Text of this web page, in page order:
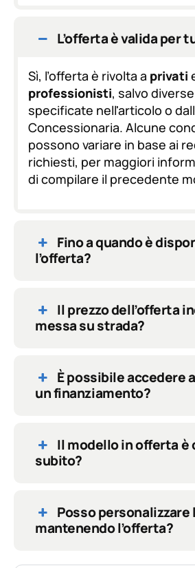
D
P
R
*
L’offerta è valida per
Sì, l’offerta è rivolta a privati
professionisti, salvo
specificate nell'articolo o
Concessionaria. Alcune
possono variare in base ai
richiesti, per maggiori
di compilare il precedente
Fino a quando è
l’offerta?
Il prezzo dell’offerta
messa su strada?
È possibile accedere
un finanziamento?
Il modello in offerta è
subito?
Posso personalizzare
mantenendo l’offerta?